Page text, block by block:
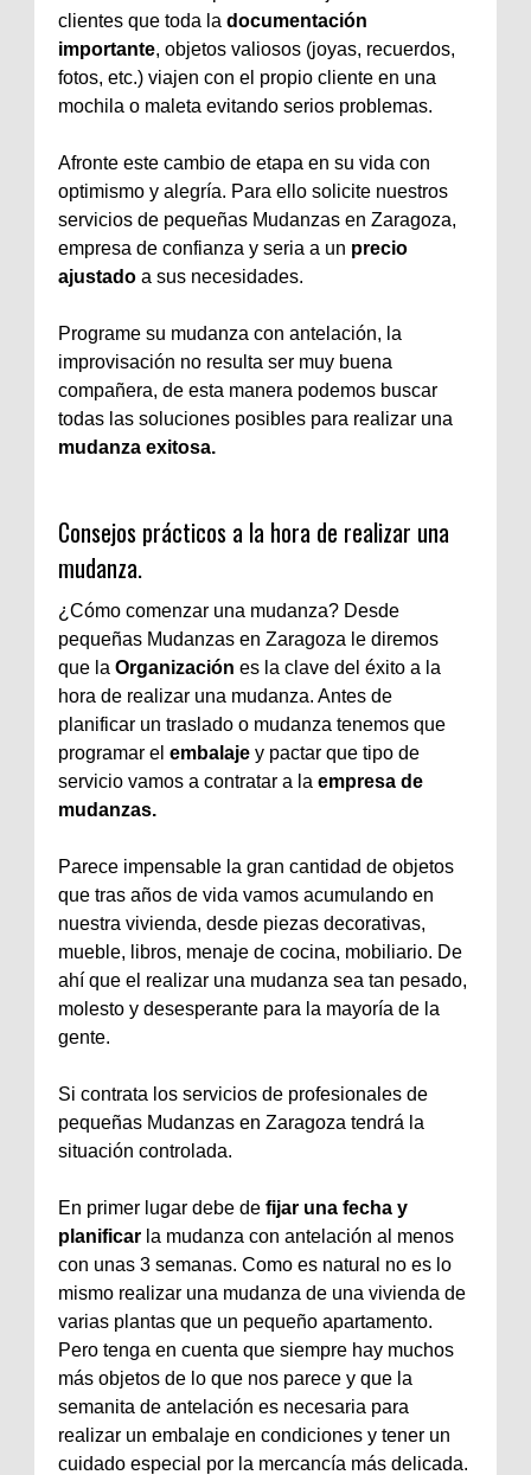
clientes que toda la documentación
importante, objetos valiosos (joyas, recuerdos,
fotos, etc.) viajen con el propio cliente en una
mochila o maleta evitando serios problemas.
Afronte este cambio de etapa en su vida con
optimismo y alegría. Para ello solicite nuestros
servicios de pequeñas Mudanzas en Zaragoza,
empresa de confianza y seria a un precio
ajustado a sus necesidades.
Programe su mudanza con antelación, la
improvisación no resulta ser muy buena
compañera, de esta manera podemos buscar
todas las soluciones posibles para realizar una
mudanza exitosa.
Consejos prácticos a la hora de realizar una
mudanza.
¿Cómo comenzar una mudanza? Desde
pequeñas Mudanzas en Zaragoza le diremos
que la Organización es la clave del éxito a la
hora de realizar una mudanza. Antes de
planificar un traslado o mudanza tenemos que
programar el embalaje y pactar que tipo de
servicio vamos a contratar a la empresa de
mudanzas.
Parece impensable la gran cantidad de objetos
que tras años de vida vamos acumulando en
nuestra vivienda, desde piezas decorativas,
mueble, libros, menaje de cocina, mobiliario. De
ahí que el realizar una mudanza sea tan pesado,
molesto y desesperante para la mayoría de la
gente.
Si contrata los servicios de profesionales de
pequeñas Mudanzas en Zaragoza tendrá la
situación controlada.
En primer lugar debe de fijar una fecha y
planificar la mudanza con antelación al menos
con unas 3 semanas. Como es natural no es lo
mismo realizar una mudanza de una vivienda de
varias plantas que un pequeño apartamento.
Pero tenga en cuenta que siempre hay muchos
más objetos de lo que nos parece y que la
semanita de antelación es necesaria para
realizar un embalaje en condiciones y tener un
cuidado especial por la mercancía más delicada.